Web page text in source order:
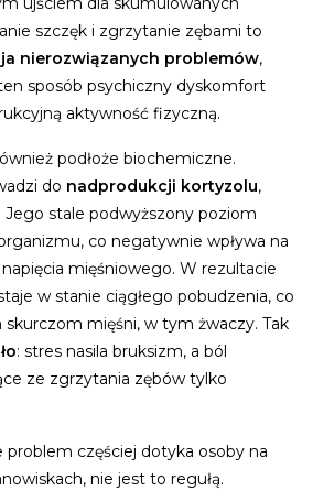
szczęk i zgrzytanie zębami to
nierozwiązanych problemów,
sposób psychiczny dyskomfort
aktywność fizyczną.
podłoże biochemiczne.
do nadprodukcji kortyzolu,
stale podwyższony poziom
co negatywnie wpływa na
mięśniowego. W rezultacie
w stanie ciągłego pobudzenia, co
mięśni, w tym żwaczy. Tak
: stres nasila bruksizm, a ból
ze zgrzytania zębów tylko
problem częściej dotyka osoby na
nie jest to regułą.